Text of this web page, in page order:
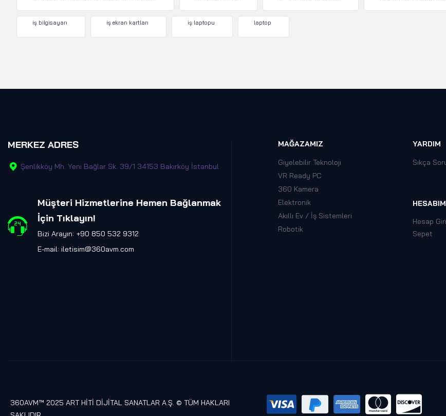
iş bilgisayarı iş ekran kartları iş laptopu laptop
MERKEZ ADRES
Şenlikköy Mh. Yeni Bağlar Sk. 39/1 34153 Bakırköy İstanbul
Müşteri Hizmetlerine Hemen Bağlanmak
İçin Tıklayın!
Bizi Arayın: +90 850 532 9312
E-mail: iletisim@360avm.com
MAĞAZAMIZ
Giyelebilir Teknoloji
VR Ready PC
360 Kamera
Elektronik
Akıllı Ev / İş Sistemleri
Robotik
YARDIM
Sıkça
HESABIM
Hesap
Sepet
360AVM™ 2025 ART HİTİ DİJİTAL SANATLAR A.Ş. © TÜM HAKLARI